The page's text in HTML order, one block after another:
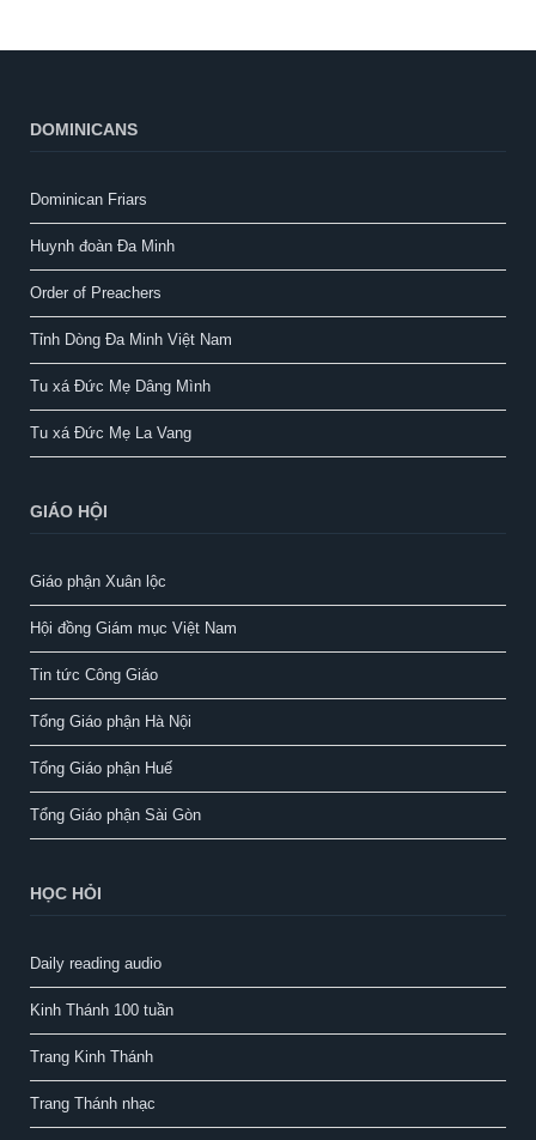
DOMINICANS
Dominican Friars
Huynh đoàn Đa Minh
Order of Preachers
Tỉnh Dòng Đa Minh Việt Nam
Tu xá Đức Mẹ Dâng Mình
Tu xá Đức Mẹ La Vang
GIÁO HỘI
Giáo phận Xuân lộc
Hội đồng Giám mục Việt Nam
Tin tức Công Giáo
Tổng Giáo phận Hà Nội
Tổng Giáo phận Huế
Tổng Giáo phận Sài Gòn
HỌC HỎI
Daily reading audio
Kinh Thánh 100 tuần
Trang Kinh Thánh
Trang Thánh nhạc